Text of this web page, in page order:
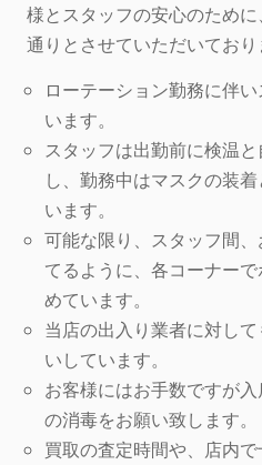
様とスタッフの安心のため
通りとさせていただいており
ローテーション勤務に伴
います。
スタッフは出勤前に検温
し、勤務中はマスクの装
います。
可能な限り、スタッフ間
てるように、各コーナー
めています。
当店の出入り業者に対し
いしています。
お客様にはお手数ですが
の消毒をお願い致します。
買取の査定時間や、店内